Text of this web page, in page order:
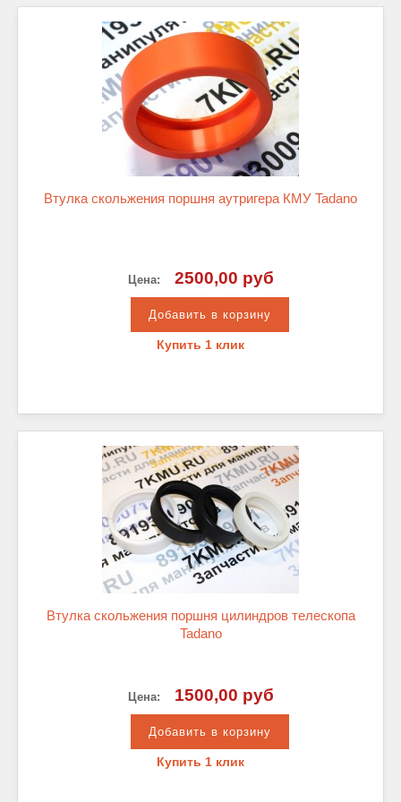
Втулка скольжения поршня аутригера КМУ Tadano
Цена: 2500,00 руб
Купить 1 клик
Втулка скольжения поршня цилиндров телескопа
Tadano
Цена: 1500,00 руб
Купить 1 клик